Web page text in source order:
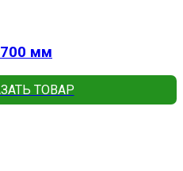
мм
ТОВАР